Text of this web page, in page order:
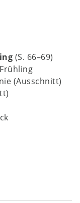
(S. 66–69)
(Ausschnitt)